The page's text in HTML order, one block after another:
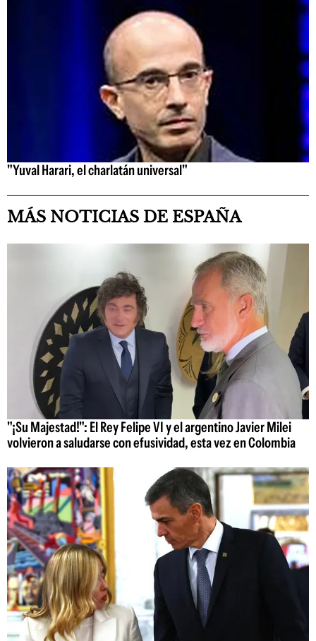
"Yuval Harari, el charlatán universal"
MÁS NOTICIAS DE ESPAÑA
"¡Su Majestad!": El Rey Felipe VI y el argentino Javier Milei
volvieron a saludarse con efusividad, esta vez en Colombia